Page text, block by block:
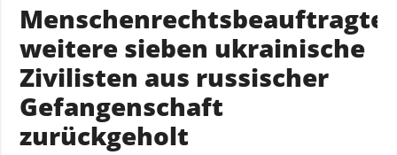
weitere sieben ukrainische
Zivilisten aus russischer
Gefangenschaft
zurückgeholt